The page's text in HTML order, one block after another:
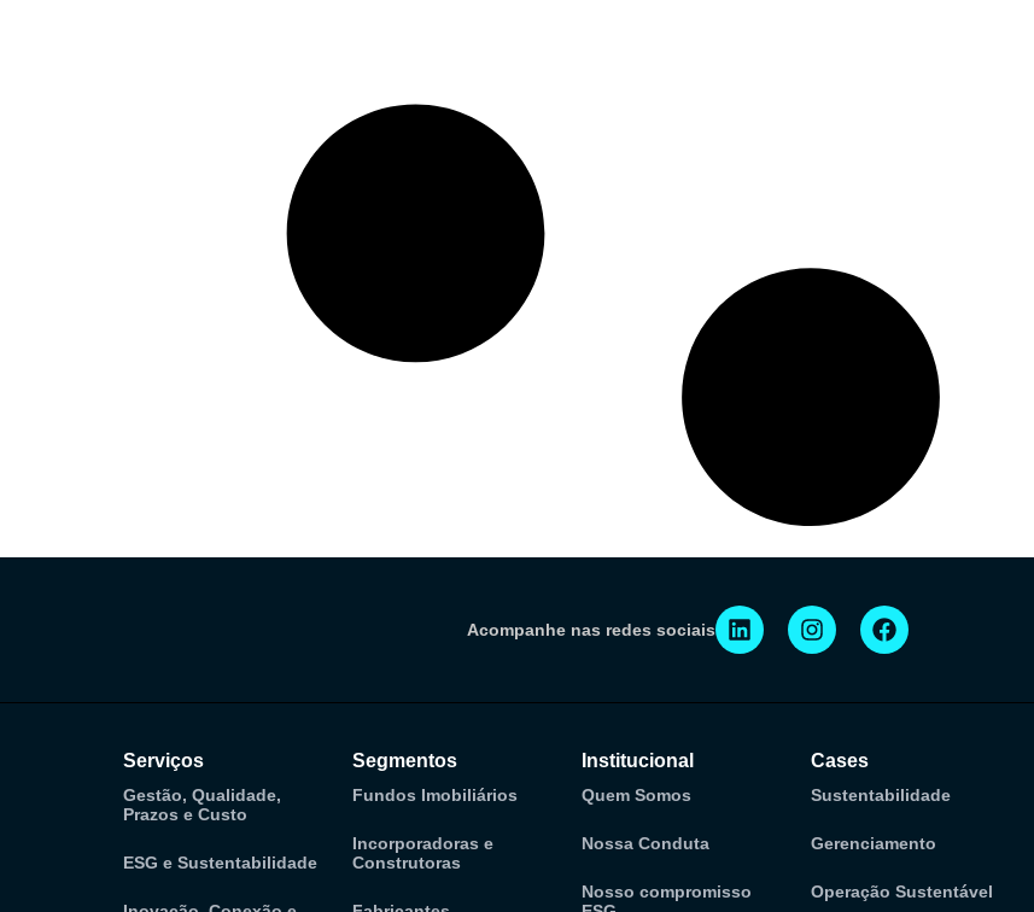
Acompanhe nas redes sociais
Serviços
Gestão, Qualidade,
Prazos e Custo
ESG e Sustentabilidade
Segmentos
Fundos Imobiliários
Incorporadoras e
Construtoras
Institucional
Quem Somos
Nossa Conduta
Nosso compromisso
Cases
Sustentabilidade
Gerenciamento
Operação Sustentável